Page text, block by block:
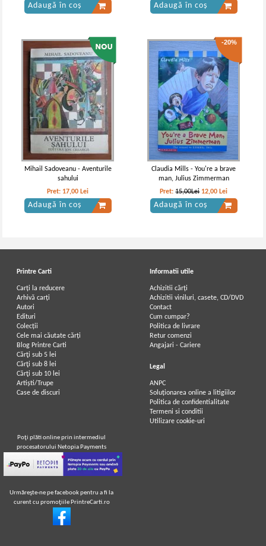
Adaugă în coș Adaugă în coș
Mihail Sadoveanu - Aventurile
sahului
Pret: 17,00 Lei
Adaugă în coș
-20%
Claudia Mills - You're a brave
man, Julius Zimmerman
Pret:15,00Lei 12,00 Lei
Adaugă în coș
Printre Carti
Carți la reducere
Arhivă carți
Autori
Edituri
Colecții
Cele mai căutate cărți
Blog Printre Carti
Cărţi sub 5 lei
Cărţi sub 8 lei
Cărţi sub 10 lei
Artiști/Trupe
Case de discuri
Informatii utile
Achizitii cărți
Achizitii viniluri, casete, CD/DVD
Contact
Cum cumpar?
Politica de livrare
Retur comenzi
Angajari - Cariere
Legal
ANPC
Soluționarea online a litigiilor
Politica de confidentialitate
Termeni si conditii
Utilizare cookie-uri
Poţi plăti online prin intermediul
procesatorului Netopia Payments
Urmăreşte-ne pe facebook pentru a fi la
curent cu promoţiile PrintreCarti.ro